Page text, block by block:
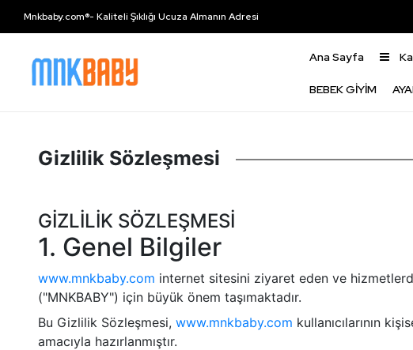
Mnkbaby.com®- Kaliteli Şıklığı Ucuza Almanın Adresi
Ana Sayfa
BEBEK GİYİM
Gizlilik Sözleşmesi
GİZLİLİK SÖZLEŞMESİ
1. Genel Bilgiler
www.mnkbaby.com internet sitesini ziyaret eden ve
("MNKBABY") için büyük önem taşımaktadır.
Bu Gizlilik Sözleşmesi, www.mnkbaby.com kullanıcılarının
amacıyla hazırlanmıştır.